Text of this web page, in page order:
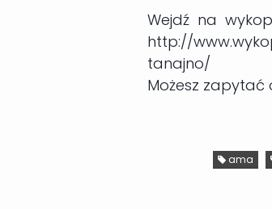
Wejdź na
http://
tanajno/
Możesz zapytać
ama